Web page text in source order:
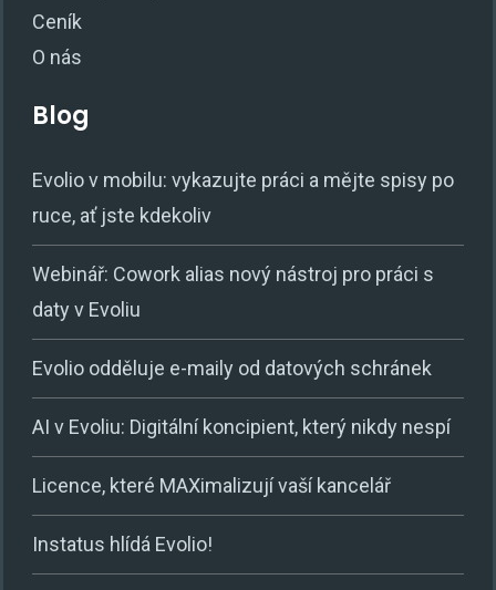
Ceník
O nás
Blog
Evolio v mobilu: vykazujte práci a mějte spisy po
ruce, ať jste kdekoliv
Webinář: Cowork alias nový nástroj pro práci s
daty v Evoliu
Evolio odděluje e-maily od datových schránek
AI v Evoliu: Digitální koncipient, který nikdy nespí
Licence, které MAXimalizují vaší kancelář
Instatus hlídá Evolio!